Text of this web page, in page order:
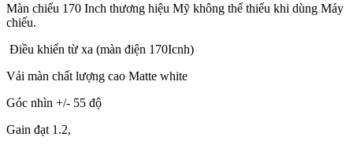
Màn chiếu 170 Inch thương hiệu Mỹ không thể thiếu khi dùng Máy
chiếu.
Điều khiển từ xa (màn điện 170Icnh)
Vải màn chất lượng cao Matte white
Góc nhìn +/- 55 độ
Gain đạt 1.2,